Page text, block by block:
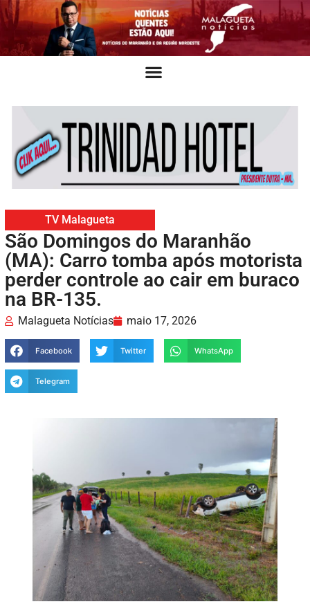
TV Malagueta
São Domingos do Maranhão
(MA): Carro tomba após motorista
perder controle ao cair em buraco
na BR-135.
Malagueta Notícias maio 17, 2026
Facebook Twitter WhatsApp
Telegram